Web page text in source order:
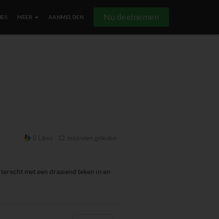
MEER AANMELDEN Nu deelnemen
met een draaiend teken in en